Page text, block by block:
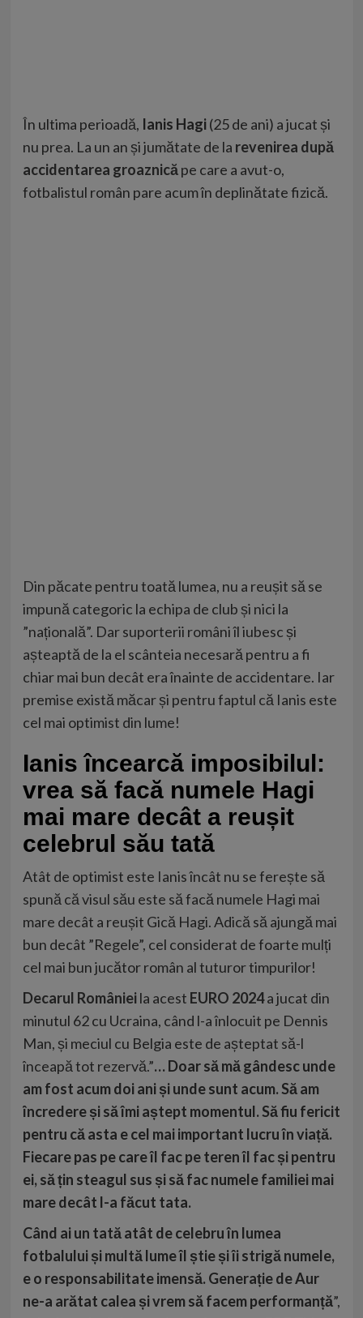
În ultima perioadă, Ianis Hagi(25 de ani) a jucat și
nu prea. La un an și jumătate de la revenirea după
accidentarea groaznicăpe care a avut-o,
fotbalistul român pare acum în deplinătate fizică.
Din păcate pentru toată lumea, nu a reușit să se
impună categoric la echipa de club și nici la
”națională”. Dar suporterii români îl iubesc și
așteaptă de la el scânteia necesară pentru a fi
chiar mai bun decât era înainte de accidentare. Iar
premise există măcar și pentru faptul că Ianis este
cel mai optimist din lume!
Ianis încearcă imposibilul:
vrea să facă numele Hagi
mai mare decât a reușit
celebrul său tată
Atât de optimist este Ianis încât nu se ferește să
spună că visul său este să facă numele Hagi mai
mare decât a reușit Gică Hagi. Adică să ajungă mai
bun decât ”Regele”, cel considerat de foarte mulți
cel mai bun jucător român al tuturor timpurilor!
Decarul Românieila acest EURO 2024a jucat din
minutul 62 cu Ucraina, când l-a înlocuit pe Dennis
Man, și meciul cu Belgia este de așteptat să-l
înceapă tot rezervă.”… Doar să mă gândesc unde
am fost acum doi ani și unde sunt acum. Să am
încredere și să îmi aștept momentul. Să fiu fericit
pentru că asta e cel mai important lucru în viață.
Fiecare pas pe care îl fac pe teren îl fac și pentru
ei, să țin steagul sus și să fac numele familiei mai
mare decât l-a făcut tata.
Când ai un tată atât de celebru în lumea
fotbalului și multă lume îl știe și îi strigă numele,
e o responsabilitate imensă. Generație de Aur
ne-a arătat calea și vrem să facem performanță”,